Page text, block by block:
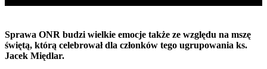
Sprawa ONR budzi wielkie emocje także ze względu na mszę
świętą, którą celebrował dla członków tego ugrupowania ks.
Jacek Międlar.